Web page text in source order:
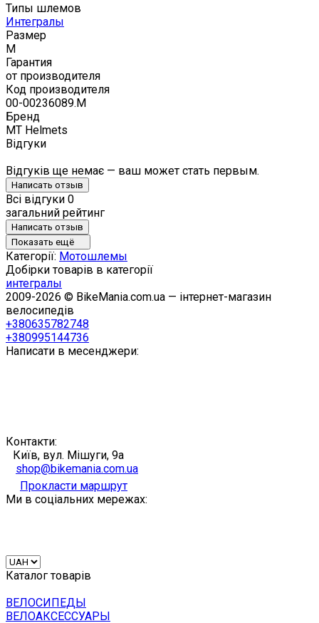
Типы шлемов
Интегралы
Размер
M
Гарантия
от производителя
Код производителя
00-00236089.M
Бренд
MT Helmets
Відгуки
Відгуків ще немає — ваш может стать первым.
Написать отзыв
Всі відгуки 0
загальний рейтинг
Написать отзыв
Показать ещё
Категорії: Мотошлемы
Добірки товарів в категорії
интегралы
2009-2026 © BikeMania.com.ua — інтернет-магазин
велосипедів
+380635782748
+380995144736
Написати в месенджери:
Контакти:
Київ, вул. Мішуги, 9а
shop@bikemania.com.ua
Прокласти маршрут
Ми в соціальних мережах:
Каталог товарів
ВЕЛОСИПЕДЫ
ВЕЛОАКСЕССУАРЫ